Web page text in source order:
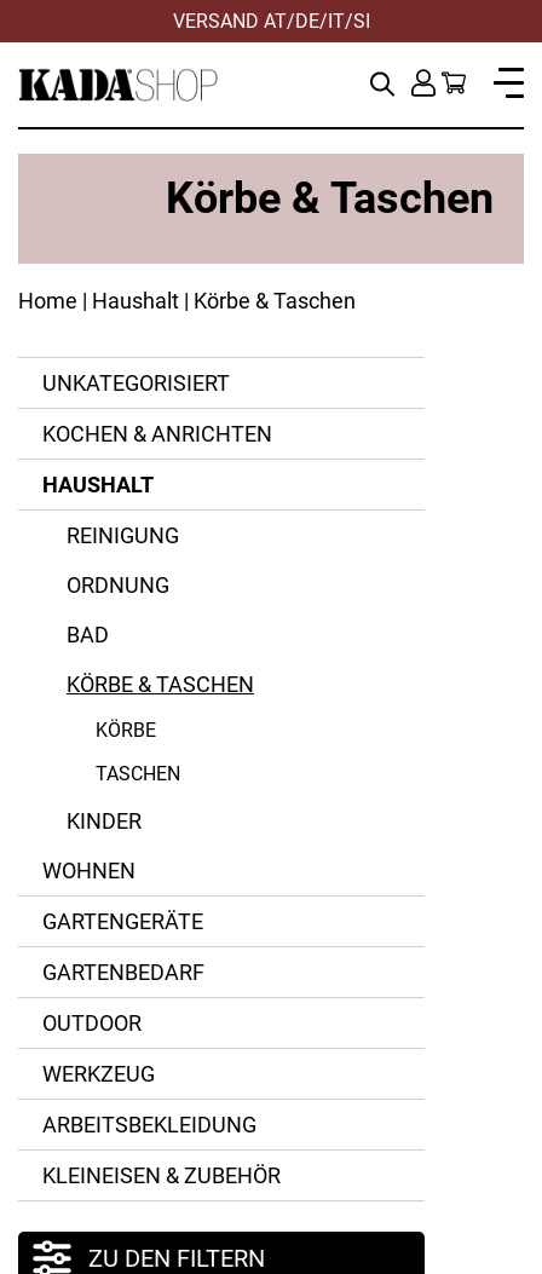
VERSAND AT/DE/IT/SI
Körbe & Taschen
Home | Haushalt | Körbe & Taschen
UNKATEGORISIERT
KOCHEN & ANRICHTEN
HAUSHALT
REINIGUNG
ORDNUNG
BAD
KÖRBE & TASCHEN
KÖRBE
TASCHEN
KINDER
WOHNEN
GARTENGERÄTE
GARTENBEDARF
OUTDOOR
WERKZEUG
ARBEITSBEKLEIDUNG
KLEINEISEN & ZUBEHÖR
ZU DEN FILTERN
70% recycelter Kunststoff
Aluminium
Baumwolle
Edelstahl
Filz
Polyester
Polyestergewebe
Stahl
Weide
Handed By
Reisenthel
ZURÜCKSETZEN
ZURÜCKSETZEN
ZURÜCKSETZEN
ANWENDEN
ZURÜCKSETZEN
ZURÜCKSETZEN